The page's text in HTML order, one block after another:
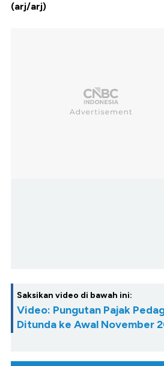
(arj/arj)
Saksikan video di bawah ini:
Video: Pungutan Pajak
Ditunda ke Awal November